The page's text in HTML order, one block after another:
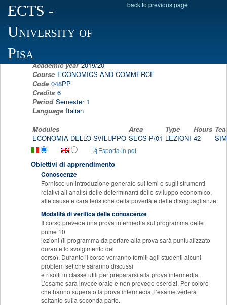
ECTS -
University of
Pisa
back to previous page
Scheda programma d'esame
DEVELOPMENT ECONOMIC
Academic year 2019/20
Course ECONOMICS AND COMMERCE
Code 048PP
Credits 6
Period Semester 1
Language Italian
Modules
Area Type Hours
ECONOMIA DELLO SVILUPPO SECS-P/01 LEZIONI 42
Esporta in pdf
Obiettivi di apprendimento
Conoscenze
Fornisce un’introduzione generale sui temi e sugli strumenti
relativi all’analisi delle determinanti dello sviluppo economico,
alle cause e caratteristiche della povertà e delle disuguaglianze.
Modalità di verifica delle conoscenze
Il corso prevede una prova intermedia sul programma delle
prime 10
lezioni (il programma da portare alla prova sarà puntualizzato
durante lo svolgimento del
corso). Durante il corso verranno forniti agli studenti alcuni
problem set che saranno discussi
e risolti in classe utili per prepararsi alla prova intermedia.
L’esame sarà invece orale e non prevede esercizi. Per coloro
che hanno superato la prova intermedia, l’esame verterà
soltanto sulla seconda parte.